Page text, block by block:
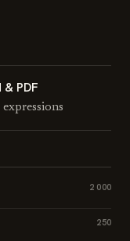
PDF
2 000
250